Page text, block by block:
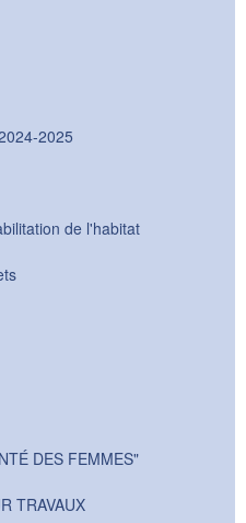
2025
de l'habitat
DES FEMMES"
TRAVAUX